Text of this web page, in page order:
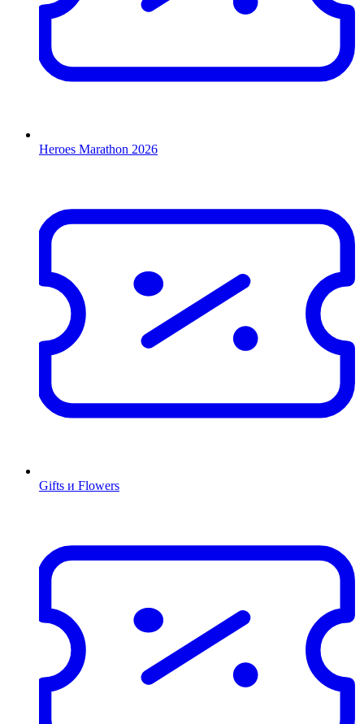
Heroes Marathon 2026
Gifts и Flowers